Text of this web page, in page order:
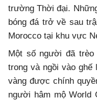
trường Thời đại.
bóng đá trở về sau
Morocco tại khu vực
Một số người đã
trong và ngồi vào
vàng được chính
người hâm mộ World